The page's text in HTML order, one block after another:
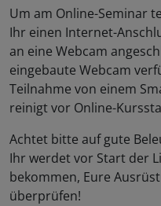
Um am Online-Seminar
Ihr einen Internet-
an eine Webcam
eingebaute Webcam
Teilnahme von einem
reinigt vor Online-
Achtet bitte auf gute
Ihr werdet vor Start der
bekommen, Eure
überprüfen!